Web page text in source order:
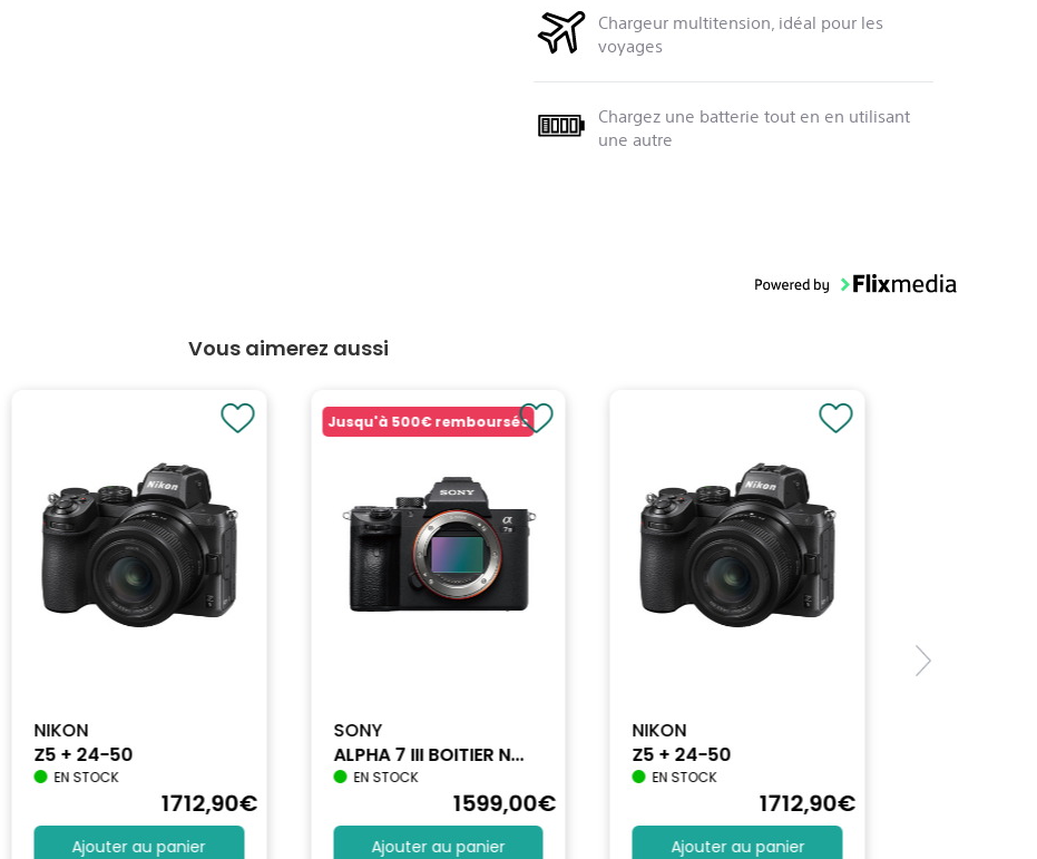
Chargeur multitension, idéal pour les
voyages
Chargez une batterie tout en en utilisant
une autre
Vous aimerez aussi
NIKON
Z5 + 24-50
EN STOCK
1712,90€
Ajouter au panier
Jusqu'à 500€ remboursés
SONY
ALPHA 7 III BOITIER N...
EN STOCK
1599,00€
Ajouter au panier
NIKON
Z5 + 24-50
EN STOCK
1712,90€
Ajouter au panier